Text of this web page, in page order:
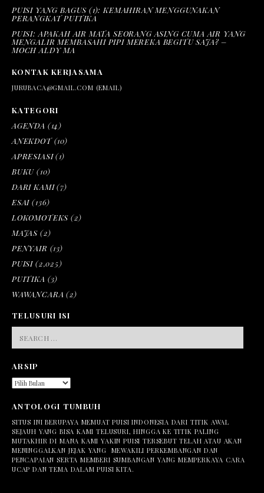
PUISI YANG BAGUS (1): KEMAHIRAN MENGGUNAKAN
PERANGKAT PUITIKA
PUISI: APAKAH AIR MATA SEORANG ASING CUMA AIR YANG
MENGALIR MEMBASAHI PIPI MEREKA BEGITU SAJA? –
MOCH ALDY MA
KONTAK KERJASAMA
JURUBACA@GMAIL.COM (EMAIL)
KATEGORI
AGENDA (14)
ANEKDOT(10)
APRESIASI(1)
BUKU (10)
DARI KAMI(7)
ESAI (136)
LOKOMOTEKS (2)
MAJAS (2)
PENYAIR (13)
PUISI (2,025)
PUITIKA (3)
WAWANCARA (2)
TELUSURI ISI
FOR:
ARSIP
ARSIP
ANTOLOGI TUMBUH
SITUS INI BERUPAYA MEMUAT PUISI INDONESIA DARI TITIK AWAL
SEJAUH YANG BISA KAMI TELUSURI, HINGGA KE TITIK PALING
MUTAKHIR DI MANA KAMI YAKIN PUISI TERSEBUT TELAH ATAU AKAN
MENINGGALKAN JEJAK YANG MEWAKILI PERKEMBANGAN DAN
PENCAPAIAN SERTA MEMBERI SUMBANGAN YANG MEMPERKAYA CARA
UCAP DAN TEMA DALAM PUISI KITA.